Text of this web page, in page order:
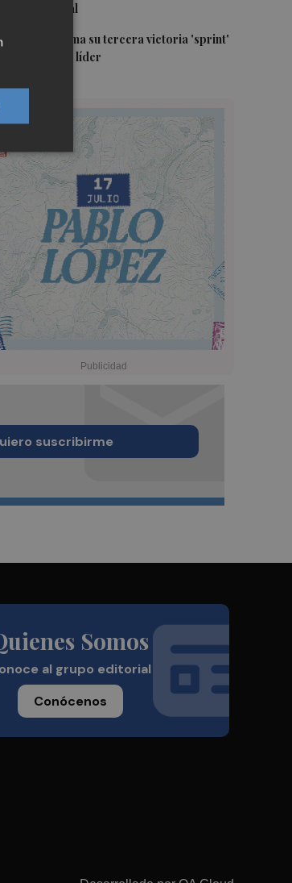
forestal
Martín suma su tercera victoria 'sprint'
año y es más líder
suscribirme
Somos
al grupo editorial
Conócenos